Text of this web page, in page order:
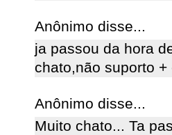
Anônimo disse...
ja passou da hora
chato,não suporto
Anônimo disse...
Muito chato... Ta